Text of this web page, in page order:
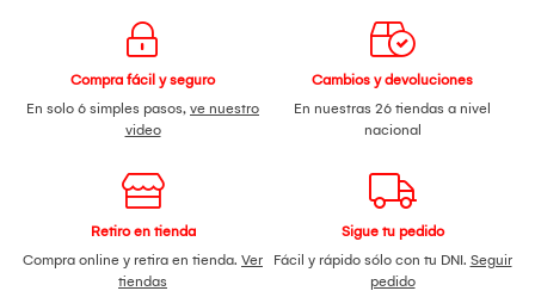
Compra fácil y seguro
En solo 6 simples pasos, ve nuestro
video
Cambios y devoluciones
En nuestras 26 tiendas a nivel
nacional
Retiro en tienda
Compra online y retira en tienda. Ver
tiendas
Sigue tu pedido
Fácil y rápido sólo con tu DNI. Seguir
pedido